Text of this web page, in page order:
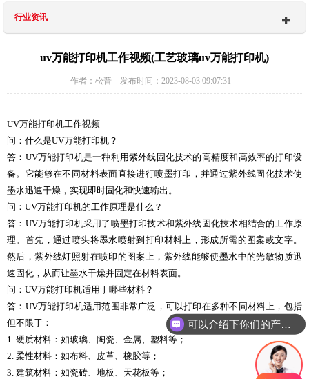
行业资讯
uv万能打印机工作视频(工艺玻璃uv万能打印机)
作者：松普 发布时间：2023-08-03 09:07:31
UV万能打印机工作视频
问：什么是UV万能打印机？
答：UV万能打印机是一种利用紫外线固化技术的高精度和高效率的打印设
备。它能够在不同材料表面直接进行喷墨打印，并通过紫外线固化技术使
墨水迅速干燥，实现即时固化和快速输出。
问：UV万能打印机的工作原理是什么？
答：UV万能打印机采用了喷墨打印技术和紫外线固化技术相结合的工作原
理。首先，通过喷头将墨水喷射到打印材料上，形成所需的图案或文字。
然后，紫外线灯照射在喷印的图案上，紫外线能够使墨水中的光敏物质迅
速固化，从而让墨水干燥并固定在材料表面。
问：UV万能打印机适用于哪些材料？
答：UV万能打印机适用范围非常广泛，可以打印在多种不同材料上，包括
但不限于：
1. 硬质材料：如玻璃、陶瓷、金属、塑料等；
2. 柔性材料：如布料、皮革、橡胶等；
3. 建筑材料：如瓷砖、地板、天花板等；
可以介绍下你们的产品么